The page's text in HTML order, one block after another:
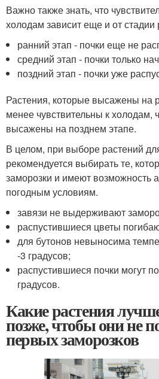
Важно также знать, что
холодам зависит еще и от стадии
ранний этап - почки еще не
средний этап - почки только
поздний этап - почки уже
Растения, которые высажены на
менее чувствительны к холодам,
высажены на позднем этапе.
В целом, при выборе растений
рекомендуется выбирать те,
заморозки и имеют возможность
погодным условиям.
завязи не выдерживают
распустившиеся цветы
для бутонов невыносима
-3 градусов;
распустившиеся почки могут
градусов.
Какие растения
позже, чтобы они не
первых заморозков